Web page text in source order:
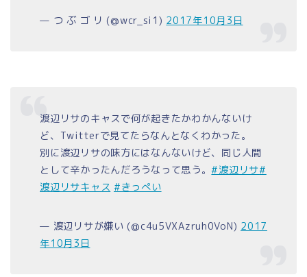
— つ ぶ ゴ リ (@wcr_si1) 2017年10月3日
渡辺リサのキャスで何が起きたかわかんないけ
ど、Twitterで見てたらなんとなくわかった。
別に渡辺リサの味方にはなんないけど、同じ人間
として辛かったんだろうなって思う。#渡辺リサ#
渡辺リサキャス #きっぺい
— 渡辺リサが嫌い (@c4u5VXAzruh0VoN) 2017
年10月3日